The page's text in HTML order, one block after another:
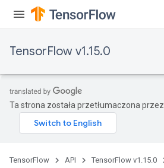
TensorFlow v1.15.0
Ta strona została przetłumaczona przez
TensorFlow API TensorFlow v1.15.0